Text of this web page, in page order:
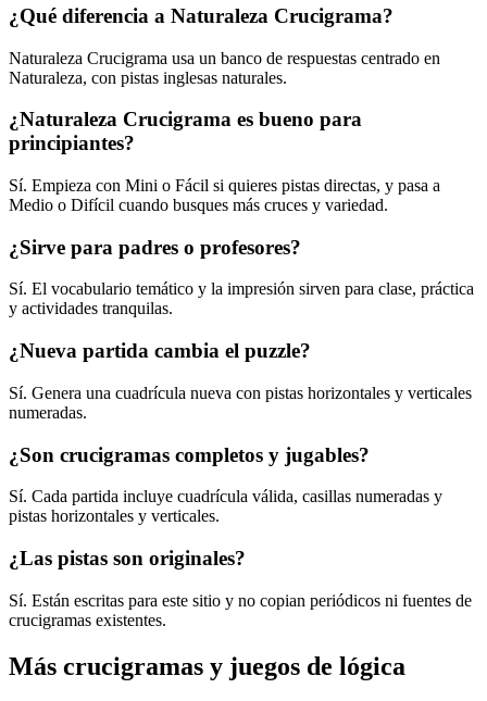
¿Qué diferencia a Naturaleza Crucigrama?
Naturaleza Crucigrama usa un banco de respuestas centrado en
Naturaleza, con pistas inglesas naturales.
¿Naturaleza Crucigrama es bueno para
principiantes?
Sí. Empieza con Mini o Fácil si quieres pistas directas, y pasa a
Medio o Difícil cuando busques más cruces y variedad.
¿Sirve para padres o profesores?
Sí. El vocabulario temático y la impresión sirven para clase, práctica
y actividades tranquilas.
¿Nueva partida cambia el puzzle?
Sí. Genera una cuadrícula nueva con pistas horizontales y verticales
numeradas.
¿Son crucigramas completos y jugables?
Sí. Cada partida incluye cuadrícula válida, casillas numeradas y
pistas horizontales y verticales.
¿Las pistas son originales?
Sí. Están escritas para este sitio y no copian periódicos ni fuentes de
crucigramas existentes.
Más crucigramas y juegos de lógica